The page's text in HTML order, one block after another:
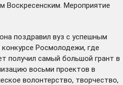
Воскресенским. Мероприятие
поздравил вуз с успешным
Росмолодежи, где
получил самый большой грант в
восьми проектов в
волонтерство, творчество,